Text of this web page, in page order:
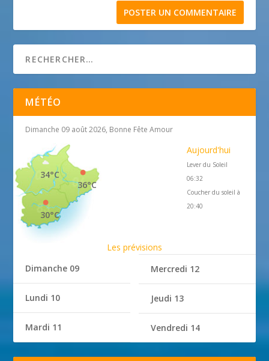
MÉTÉO
Dimanche 09 août 2026, Bonne Fête Amour
36°C
34°C
30°C
Aujourd'hui
Lever du Soleil
06:32
Coucher du soleil à
20:40
Les prévisions
Dimanche 09
Lundi 10
Mardi 11
Mercredi 12
Jeudi 13
Vendredi 14